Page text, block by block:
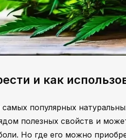
и как
популярных
полезных свойств и
Но где его можно